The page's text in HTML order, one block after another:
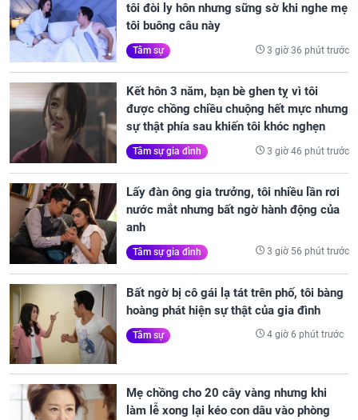
tôi đòi ly hôn nhưng sững sờ khi nghe mẹ
tôi buông câu này
Tâm sự 3 giờ 36 phút trước
Kết hôn 3 năm, bạn bè ghen tỵ vì tôi
được chồng chiều chuộng hết mực nhưng
sự thật phía sau khiến tôi khóc nghẹn
Tâm sự gia đình 3 giờ 46 phút trước
Lấy đàn ông gia trưởng, tôi nhiều lần rơi
nước mắt nhưng bất ngờ hành động của
anh
Tâm sự gia đình 3 giờ 56 phút trước
Bất ngờ bị cô gái lạ tát trên phố, tôi bàng
hoàng phát hiện sự thật của gia đình
Tâm sự 4 giờ 6 phút trước
Mẹ chồng cho 20 cây vàng nhưng khi
làm lễ xong lại kéo con dâu vào phòng